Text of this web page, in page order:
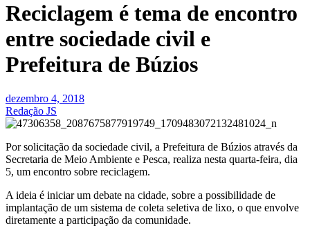
Reciclagem é tema de encontro
entre sociedade civil e
Prefeitura de Búzios
dezembro 4, 2018
Redação JS
Por solicitação da sociedade civil, a Prefeitura de Búzios através da
Secretaria de Meio Ambiente e Pesca, realiza nesta quarta-feira, dia
5, um encontro sobre reciclagem.
A ideia é iniciar um debate na cidade, sobre a possibilidade de
implantação de um sistema de coleta seletiva de lixo, o que envolve
diretamente a participação da comunidade.